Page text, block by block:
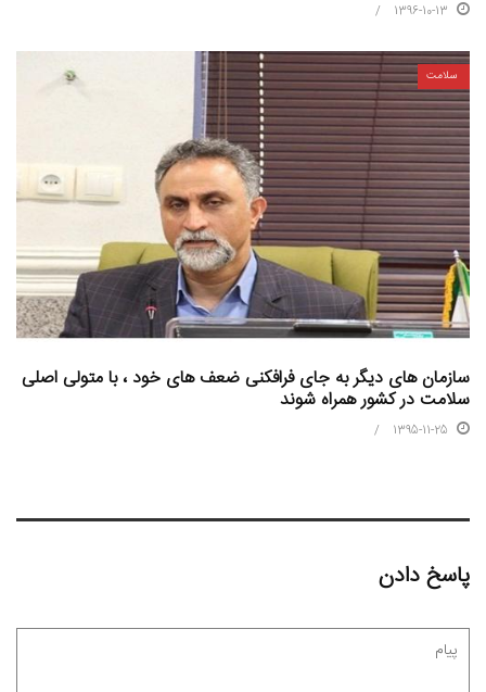
1396-10-13
سلامت
سازمان های دیگر به جای فرافکنی ضعف های خود ، با متولی اصلی
سلامت در کشور همراه شوند
1395-11-25
پاسخ دادن